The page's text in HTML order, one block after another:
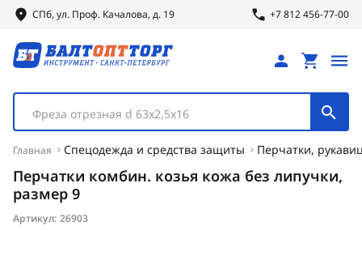
СПб, ул. Проф. Качалова, д. 19 +7 812 456-77-00
Фреза отрезная d 63х2,5х16
Главная Спецодежда и средства защиты Перчатки,
Перчатки комбин. козья кожа без липучки,
размер 9
Артикул: 26903